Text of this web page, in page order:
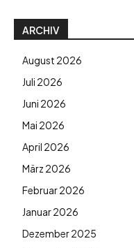
ARCHIV
August 2026
Juli 2026
Juni 2026
Mai 2026
April 2026
März 2026
Februar 2026
Januar 2026
Dezember 2025